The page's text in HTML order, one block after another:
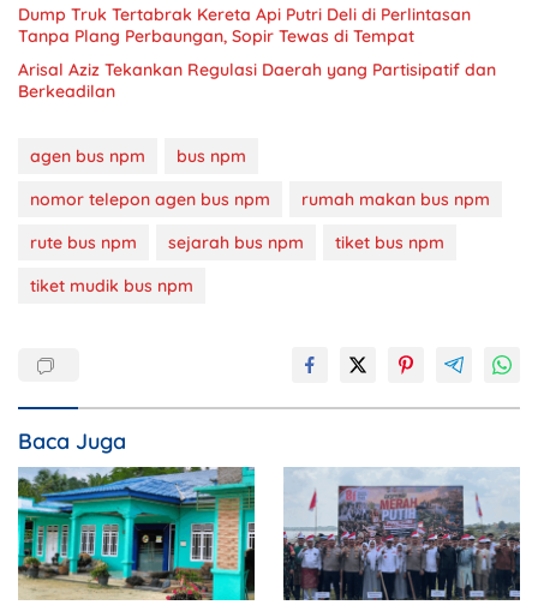
Dump Truk Tertabrak Kereta Api Putri Deli di Perlintasan
Tanpa Plang Perbaungan, Sopir Tewas di Tempat
Arisal Aziz Tekankan Regulasi Daerah yang Partisipatif dan
Berkeadilan
agen bus npm
bus npm
nomor telepon agen bus npm
rumah makan bus npm
rute bus npm
sejarah bus npm
tiket bus npm
tiket mudik bus npm
Baca Juga